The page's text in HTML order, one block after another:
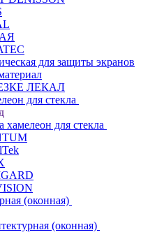
для защиты экранов
ЛЕКАЛ
для стекла
хамелеон для стекла
(оконная)
(оконная)